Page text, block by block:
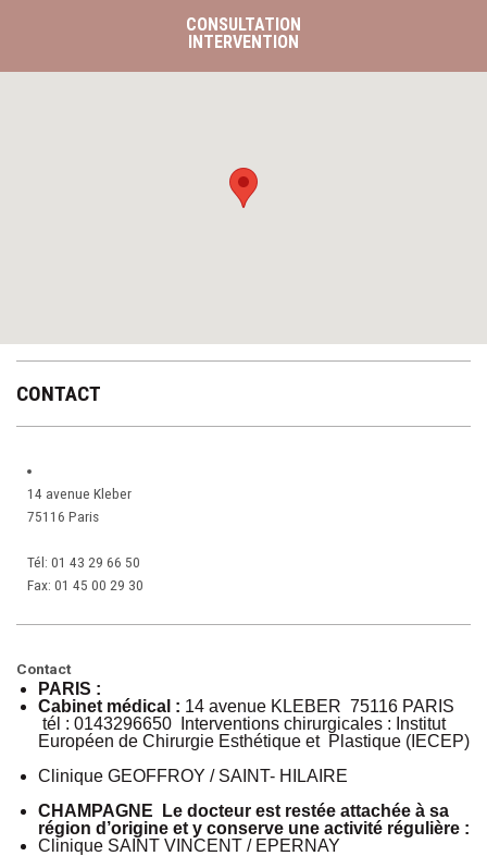
CONSULTATION
INTERVENTION
CONTACT
14 avenue Kleber
75116 Paris
Tél: 01 43 29 66 50
Fax: 01 45 00 29 30
Contact
PARIS :
Cabinet médical : 14 avenue KLEBER 75116 PARIS
tél : 0143296650 Interventions chirurgicales : Institut
Européen de Chirurgie Esthétique et Plastique (IECEP)
Clinique GEOFFROY / SAINT- HILAIRE
CHAMPAGNE Le docteur est restée attachée à sa
région d’origine et y conserve une activité régulière :
Clinique SAINT VINCENT / EPERNAY